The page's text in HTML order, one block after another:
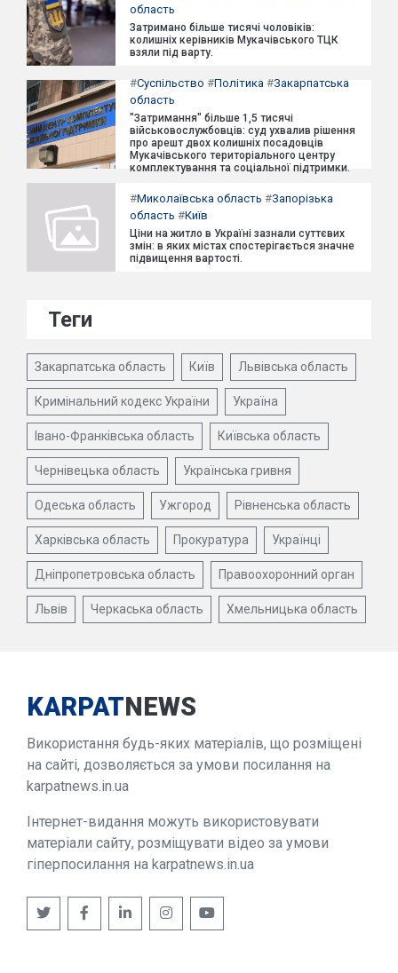
область
Затримано більше тисячі чоловіків:
колишніх керівників Мукачівського ТЦК
взяли під варту.
#Суспільство #Політика #Закарпатська
область
"Затримання" більше 1,5 тисячі
військовослужбовців: суд ухвалив рішення
про арешт двох колишніх посадовців
Мукачівського територіального центру
комплектування та соціальної підтримки.
#Миколаївська область #Запорізька
область #Київ
Ціни на житло в Україні зазнали суттєвих
змін: в яких містах спостерігається значне
підвищення вартості.
Теги
Закарпатська область Київ Львівська область
Кримінальний кодекс України Україна
Івано-Франківська область Київська область
Чернівецька область Українська гривня
Одеська область Ужгород Рівненська область
Харківська область Прокуратура Українці
Дніпропетровська область Правоохоронний орган
Львів Черкаська область Хмельницька область
KARPATNEWS
Використання будь-яких матеріалів, що розміщені
на сайті, дозволяється за умови посилання на
karpatnews.in.ua
Інтернет-видання можуть використовувати
матеріали сайту, розміщувати відео за умови
гіперпосилання на karpatnews.in.ua